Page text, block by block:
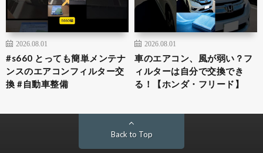
2026.08.01
#s660 とっても簡単メンテナ
ンスのエアコンフィルター交
換 #自動車整備
2026.08.01
車のエアコン、風が弱い？フ
ィルターは自分で交換でき
る！【ホンダ・フリード】
Back to Top